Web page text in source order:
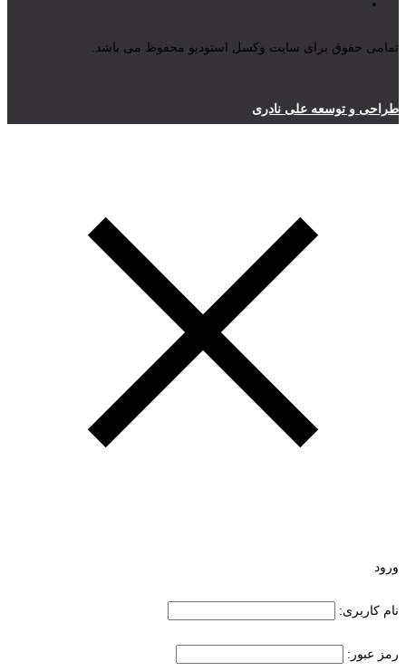
تمامی حقوق برای سایت وکسل استودیو محفوظ می باشد.
طراحی و توسعه علی نادری
ورود
نام کاربری:
رمز عبور: